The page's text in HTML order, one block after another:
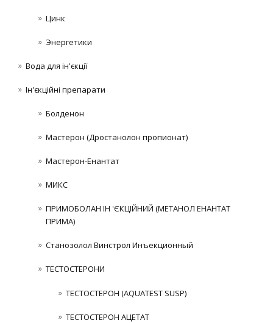
Цинк
Энергетики
Вода для ін'єкції
Ін'єкційні препарати
Болденон
Мастерон (Дростанолон пропионат)
Мастерон-Енантат
МИКС
ПРИМОБОЛАН ІН 'ЄКЦІЙНИЙ (МЕТАНОЛ ЕНАНТАТ
ПРИМА)
Станозолол Винстрол Инъекционный
ТЕСТОСТЕРОНИ
ТЕСТОСТЕРОН (AQUATEST SUSP)
ТЕСТОСТЕРОН АЦЕТАТ